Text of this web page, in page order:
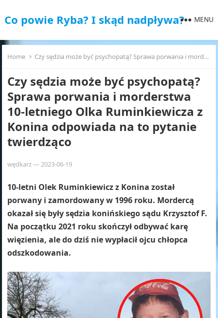
Co powie Ryba? I skąd nadpływa? MENU
Home Czy sędzia może być psychopatą? Sprawa porwania i morderstwa 10-letniego Olka Ruminkiewicza z Konina odpowiada na to pytanie twierdząco
Czy sędzia może być psychopatą?
Sprawa porwania i morderstwa
10-letniego Olka Ruminkiewicza z
Konina odpowiada na to pytanie
twierdząco
wędkarz—2023-06-19
10-letni Olek Ruminkiewicz z Konina został
porwany i zamordowany w 1996 roku. Mordercą
okazał się były sędzia konińskiego sądu Krzysztof F.
Na początku 2021 roku skończył odbywać karę
więzienia, ale do dziś nie wypłacił ojcu chłopca
odszkodowania.